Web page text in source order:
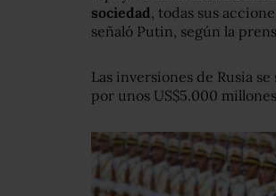
sociedad, todas sus
señaló Putin, según la
Las inversiones de Rusia
por unos US$5.000